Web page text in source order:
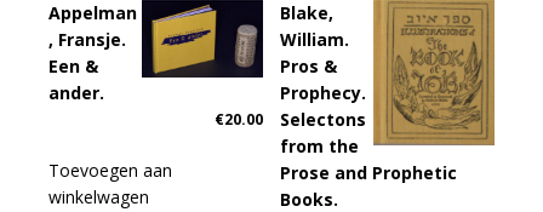
Appelman
, Fransje.
Een &
ander.
€20.00
Toevoegen aan
winkelwagen
Blake,
William.
Pros &
Prophecy.
Selectons
from the
Prose and Prophetic
Books.